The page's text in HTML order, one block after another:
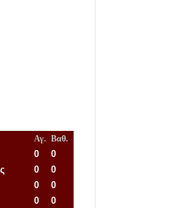
Αγ. Βαθ.
0
0
0
0
0
0
0
0